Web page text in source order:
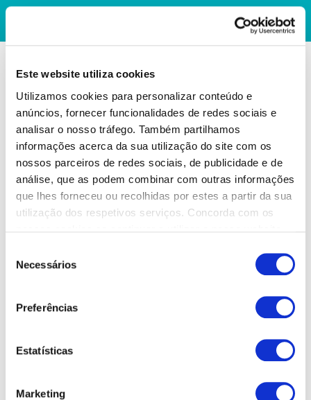
Este website utiliza cookies
Utilizamos cookies para personalizar conteúdo e
anúncios, fornecer funcionalidades de redes sociais e
analisar o nosso tráfego. Também partilhamos
informações acerca da sua utilização do site com os
nossos parceiros de redes sociais, de publicidade e de
análise, que as podem combinar com outras informações
que lhes forneceu ou recolhidas por estes a partir da sua
utilização dos respetivos serviços. Concorda com os
Necessários
Preferências
Estatísticas
Marketing